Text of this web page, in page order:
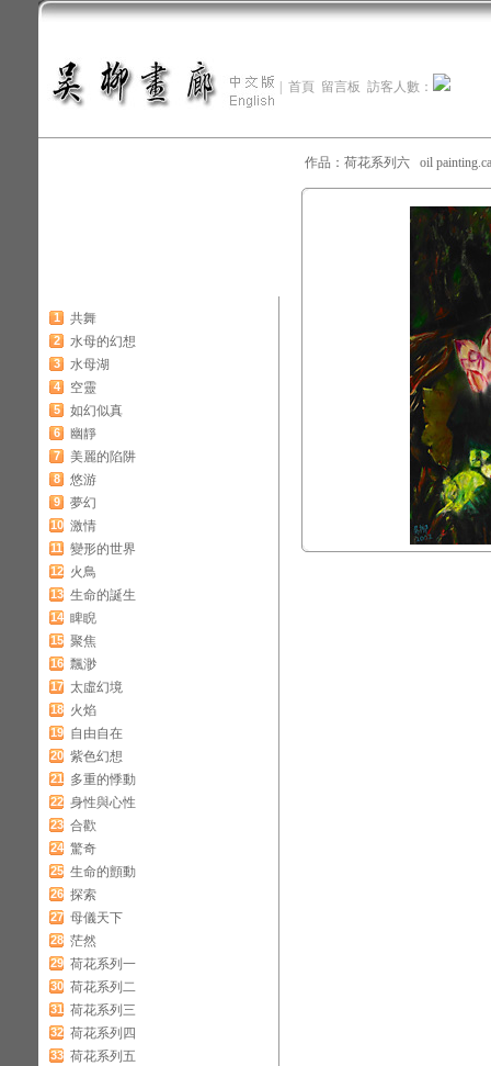
首頁 留言板 訪客人數：
1 共舞
2 水母的幻想
3 水母湖
4 空靈
5 如幻似真
6 幽靜
7 美麗的陷阱
8 悠游
9 夢幻
10 激情
11 變形的世界
12 火鳥
13 生命的誕生
14 睥睨
15 聚焦
16 飄渺
17 太虛幻境
18 火焰
19 自由自在
20 紫色幻想
21 多重的悸動
22 身性與心性
23 合歡
24 驚奇
25 生命的顫動
26 探索
27 母儀天下
28 茫然
29 荷花系列一
30 荷花系列二
31 荷花系列三
32 荷花系列四
33 荷花系列五
作品：荷花系列六 oil